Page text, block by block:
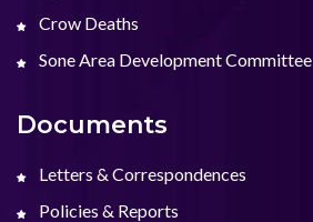
Crow Deaths
Sone Area Development Committee
Documents
Letters & Correspondences
Policies & Reports